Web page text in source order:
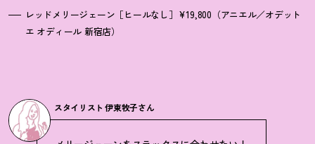
レッドメリージェーン［ヒールなし］¥19,800（アニエル／オデット
エ オディール 新宿店）
スタイリスト 伊東牧子さん